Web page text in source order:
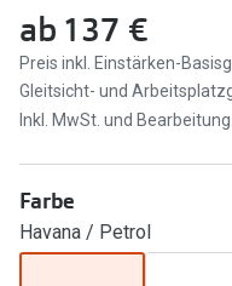
Prada
Seen
Miu Miu
alle Marken
Ratgeber
Gleitsicht Ratgeber
ab 137 €
Preis inkl. Einstärken-
Gleitsicht- und
Inkl. MwSt. und
Farbe
Havana / Petrol